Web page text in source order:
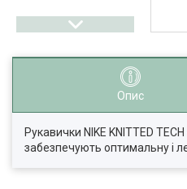
Опис
Рукавички NIKE KNITTED
забезпечують оптимальну і